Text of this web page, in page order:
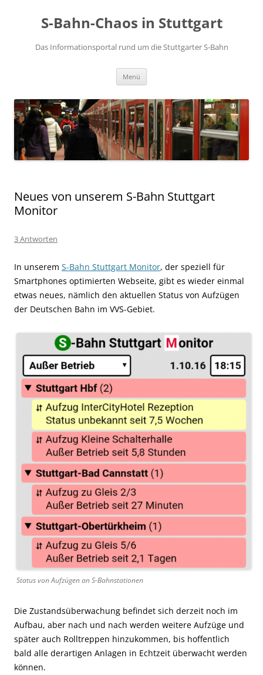
S-Bahn-Chaos in Stuttgart
Das Informationsportal rund um die Stuttgarter S-Bahn
Menü
Neues von unserem S-Bahn Stuttgart
Monitor
3 Antworten
In unserem S-Bahn Stuttgart Monitor, der speziell für
Smartphones optimierten Webseite, gibt es wieder einmal
etwas neues, nämlich den aktuellen Status von Aufzügen
der Deutschen Bahn im VVS-Gebiet.
Status von Aufzügen an S-Bahnstationen
Die Zustandsüberwachung befindet sich derzeit noch im
Aufbau, aber nach und nach werden weitere Aufzüge und
später auch Rolltreppen hinzukommen, bis hoffentlich
bald alle derartigen Anlagen in Echtzeit überwacht werden
können.